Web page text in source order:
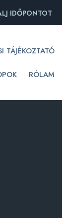
IDŐPONTOT
TÁJÉKOZTATÓ
RÓLAM